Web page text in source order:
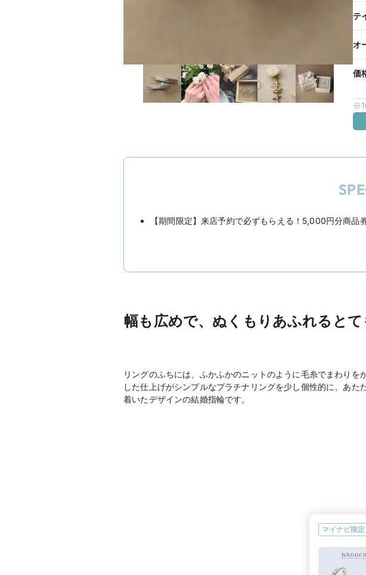
テ
オ
価
【期間限定】来店予約で必ずもらえる！5,000円分商品
幅も広めで、ぬくもりあふれると
リングのふちには、ふかふかのニットのように毛糸でまわり
した仕上げがシンプルなプラチナリングを少し個性的に、あ
着いたデザインの結婚指輪です。
マイナビ限定